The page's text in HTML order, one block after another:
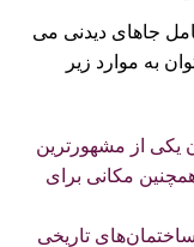
جاهای دیدنی می
به موارد زیر
یکی از مشهورترین
مکانی برای
تاریخی